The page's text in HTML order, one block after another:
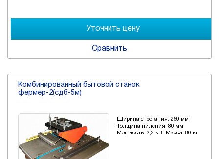
Сравнить
Комбинированный бытовой станок
фермер-2(сдб-5м)
Ширина строгания: 250 мм
Толщина пиления: 80 мм
Мощность: 2,2 кВт Масса: 80 кг